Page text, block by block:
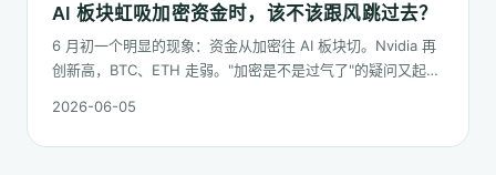
AI 板块虹吸加密资金时，该不该跟风跳过去？
6 月初一个明显的现象：资金从加密往 AI 板块切。Nvidia 再
创新高，BTC、ETH 走弱。"加密是不是过气了"的疑问又起来
2026-06-05